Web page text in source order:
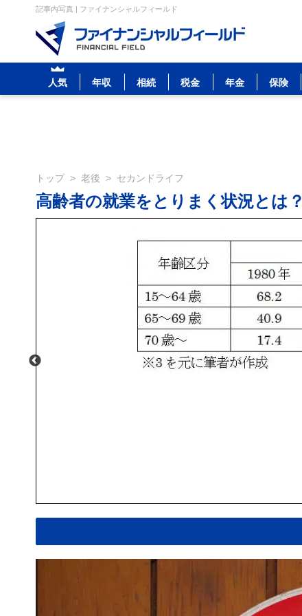
記事内写真 | ファイナンシャルフィールド
人気 年収 相続 税金 年金 保険
トップ > 老後 > セカンドライフ
高齢者の就業をとりまく状況とは？